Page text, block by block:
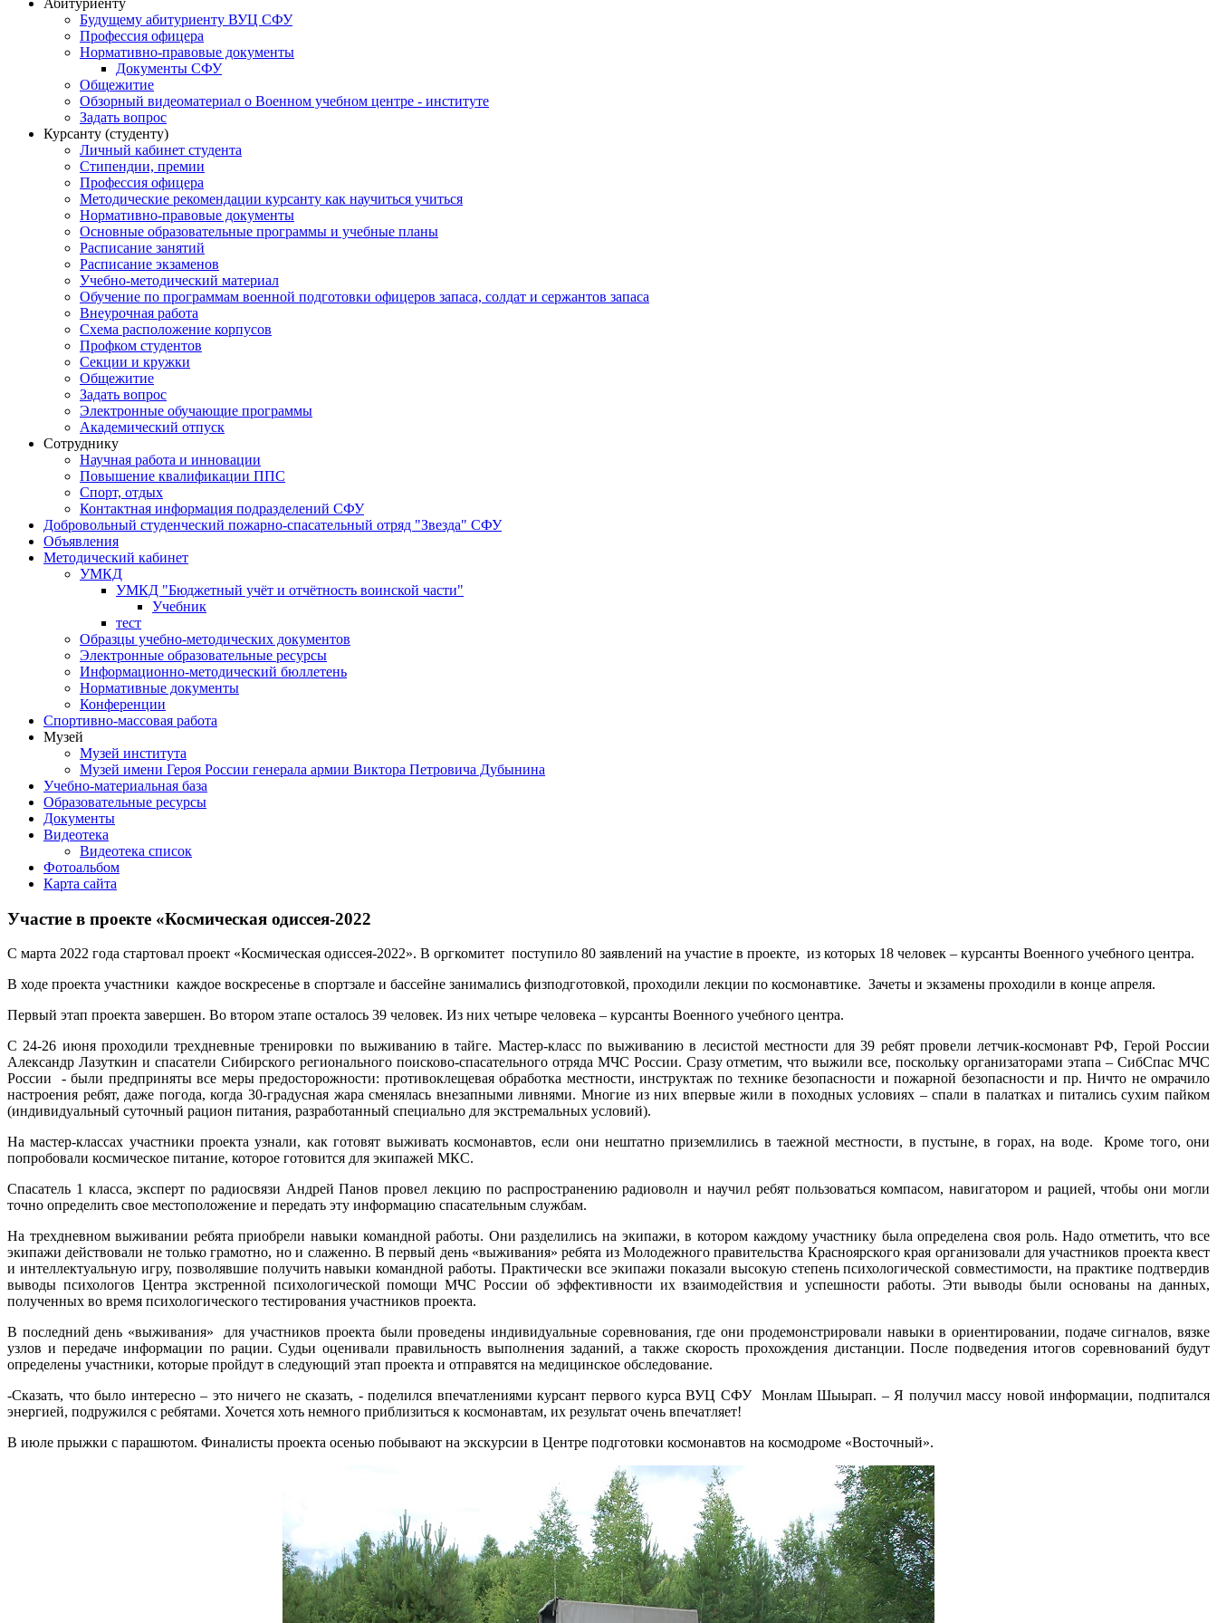
Абитуриенту
Будущему абитуриенту ВУЦ СФУ
Профессия офицера
Нормативно-правовые документы
Документы СФУ
Общежитие
Обзорный видеоматериал о Военном учебном центре - институте
Задать вопрос
Курсанту (студенту)
Личный кабинет студента
Стипендии, премии
Профессия офицера
Методические рекомендации курсанту как научиться учиться
Нормативно-правовые документы
Основные образовательные программы и учебные планы
Расписание занятий
Расписание экзаменов
Учебно-методический материал
Обучение по программам военной подготовки офицеров запаса, солдат и сержантов запаса
Внеурочная работа
Схема расположение корпусов
Профком студентов
Секции и кружки
Общежитие
Задать вопрос
Электронные обучающие программы
Академический отпуск
Сотруднику
Научная работа и инновации
Повышение квалификации ППС
Спорт, отдых
Контактная информация подразделений СФУ
Добровольный студенческий пожарно-спасательный отряд "Звезда" СФУ
Объявления
Методический кабинет
УМКД
УМКД "Бюджетный учёт и отчётность воинской части"
Учебник
тест
Образцы учебно-методических документов
Электронные образовательные ресурсы
Информационно-методический бюллетень
Нормативные документы
Конференции
Спортивно-массовая работа
Музей
Музей института
Музей имени Героя России генерала армии Виктора Петровича Дубынина
Учебно-материальная база
Образовательные ресурсы
Документы
Видеотека
Видеотека список
Фотоальбом
Карта сайта
Участие в проекте «Космическая одиссея-2022
С марта 2022 года стартовал проект «Космическая одиссея-2022». В оргкомитет поступило 80 заявлений на участие в проекте, из которых 18 человек – курсанты Военного учебного центра.
В ходе проекта участники каждое воскресенье в спортзале и бассейне занимались физподготовкой, проходили лекции по космонавтике. Зачеты и экзамены проходили в конце апреля.
Первый этап проекта завершен. Во втором этапе осталось 39 человек. Из них четыре человека – курсанты Военного учебного центра.
С 24-26 июня проходили трехдневные тренировки по выживанию в тайге. Мастер-класс по выживанию в лесистой местности для 39 ребят провели летчик-космонавт РФ, Герой России
Александр Лазуткин и спасатели Сибирского регионального поисково-спасательного отряда МЧС России. Сразу отметим, что выжили все, поскольку организаторами этапа – СибСпас МЧС
России - были предприняты все меры предосторожности: противоклещевая обработка местности, инструктаж по технике безопасности и пожарной безопасности и пр. Ничто не омрачило
настроения ребят, даже погода, когда 30-градусная жара сменялась внезапными ливнями. Многие из них впервые жили в походных условиях – спали в палатках и питались сухим пайком
(индивидуальный суточный рацион питания, разработанный специально для экстремальных условий).
На мастер-классах участники проекта узнали, как готовят выживать космонавтов, если они нештатно приземлились в таежной местности, в пустыне, в горах, на воде. Кроме того, они
попробовали космическое питание, которое готовится для экипажей МКС.
Спасатель 1 класса, эксперт по радиосвязи Андрей Панов провел лекцию по распространению радиоволн и научил ребят пользоваться компасом, навигатором и рацией, чтобы они могли
точно определить свое местоположение и передать эту информацию спасательным службам.
На трехдневном выживании ребята приобрели навыки командной работы. Они разделились на экипажи, в котором каждому участнику была определена своя роль. Надо отметить, что все
экипажи действовали не только грамотно, но и слаженно. В первый день «выживания» ребята из Молодежного правительства Красноярского края организовали для участников проекта квест
и интеллектуальную игру, позволявшие получить навыки командной работы. Практически все экипажи показали высокую степень психологической совместимости, на практике подтвердив
выводы психологов Центра экстренной психологической помощи МЧС России об эффективности их взаимодействия и успешности работы. Эти выводы были основаны на данных,
полученных во время психологического тестирования участников проекта.
В последний день «выживания» для участников проекта были проведены индивидуальные соревнования, где они продемонстрировали навыки в ориентировании, подаче сигналов, вязке
узлов и передаче информации по рации. Судьи оценивали правильность выполнения заданий, а также скорость прохождения дистанции. После подведения итогов соревнований будут
определены участники, которые пройдут в следующий этап проекта и отправятся на медицинское обследование.
-Сказать, что было интересно – это ничего не сказать, - поделился впечатлениями курсант первого курса ВУЦ СФУ Монлам Шыырап. – Я получил массу новой информации, подпитался
энергией, подружился с ребятами. Хочется хоть немного приблизиться к космонавтам, их результат очень впечатляет!
В июле прыжки с парашютом. Финалисты проекта осенью побывают на экскурсии в Центре подготовки космонавтов на космодроме «Восточный».